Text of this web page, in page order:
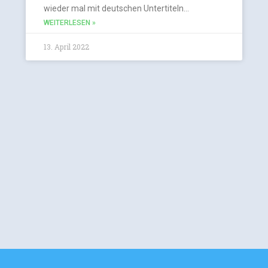
wieder mal mit deutschen Untertiteln…
WEITERLESEN »
13. April 2022